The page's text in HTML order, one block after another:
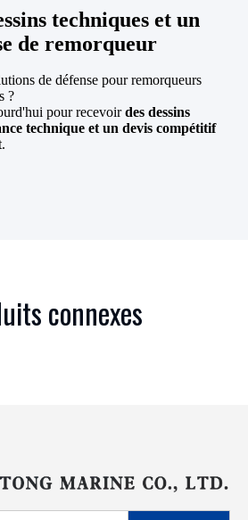
techniques et un
de remorqueur
de défense pour remorqueurs
?
pour recevoirdes dessins
technique et un devis compétitif
connexes